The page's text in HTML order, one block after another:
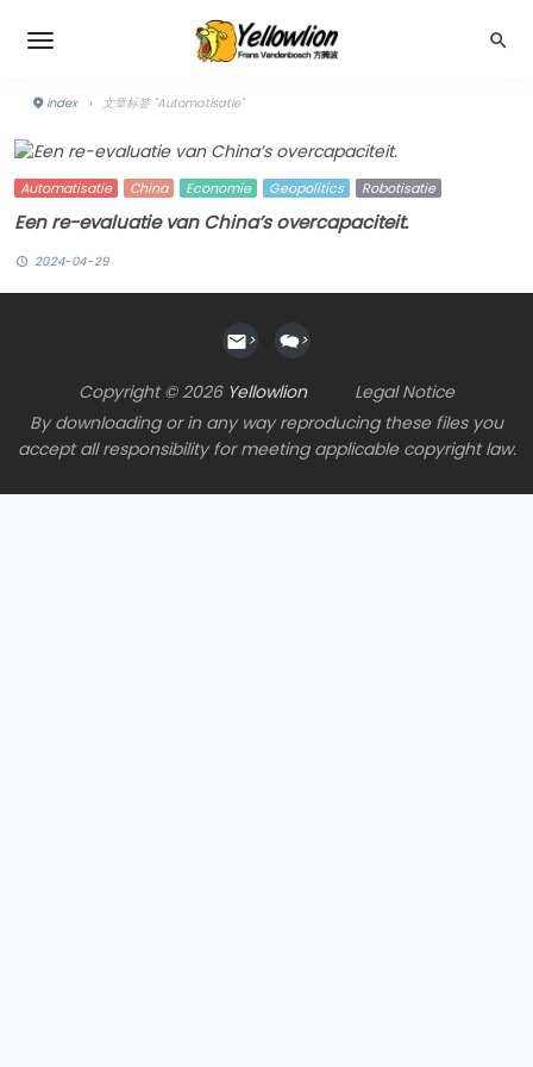
index › 文章标签 "Automatisatie"
Automatisatie China Economie Geopolitics Robotisatie
Een re-evaluatie van China’s overcapaciteit.
2024-04-29
> >
Copyright © 2026 Yellowlion
Legal Notice
By downloading or in any way reproducing these files you
accept all responsibility for meeting applicable copyright law.